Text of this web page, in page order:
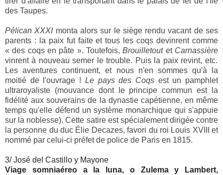
des Taupes.
Pélican XXXImonta alors sur le siège rendu vacant de ses
parents : la paix fut faite et tous les coqs devinrent comme
« des coqs en pâte ». Toutefois,Brouilletoutet Carnassière
vinrent à nouveau semer le trouble. Puis la paix revint, etc.
Les aventures continuent, et nous n'en sommes qu'à la
moitié de l'ouvrage ! Le pays des Coqsest un pamphlet
ultraroyaliste (mouvance dont le principe commun est la
fidélité aux souverains de la dynastie capétienne, en même
temps qu'elle défend un système monarchique qui s'appuie
sur la noblesse). Cette satire est spécialement dirigée contre
la personne du duc Élie Decazes, favori du roi Louis XVIII et
nommé par celui-ci préfet de police de Paris en 1815.
3/ José del Castillo y Mayone
Viage somniaéreo a la luna, o Zulema y Lambert,